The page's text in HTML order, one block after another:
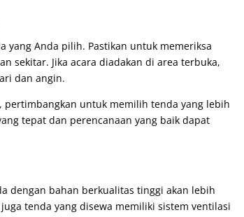
yang Anda pilih. Pastikan untuk memeriksa
sekitar. Jika acara diadakan di area terbuka,
dan angin.
pertimbangkan untuk memilih tenda yang lebih
tepat dan perencanaan yang baik dapat
dengan bahan berkualitas tinggi akan lebih
tenda yang disewa memiliki sistem ventilasi